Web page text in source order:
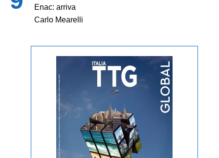
Enac: arriva
Carlo Mearelli